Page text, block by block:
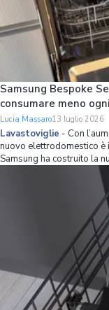
Samsung Bespoke
consumare meno
Lucia Massaro13 luglio 2026
Lavastoviglie - Con
nuovo elettrodomestico è
Samsung ha costruito la
partendo proprio da